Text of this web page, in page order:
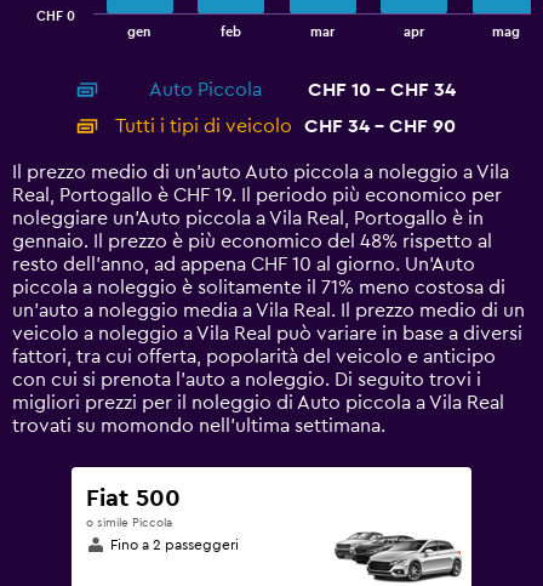
displaying
categories.
14
categories.
The
chart
has
1
Y
axis
displaying
values.
Range:
0
to
gen feb mar apr mag
CHF 0
Auto Piccola
CHF 10 - CHF 34
Tutti i tipi di veicolo
CHF 34 - CHF 90
Il prezzo medio di un'auto Auto piccola a noleggio a Vila
Real, Portogallo è CHF 19. Il periodo più economico per
noleggiare un'Auto piccola a Vila Real, Portogallo è in
gennaio. Il prezzo è più economico del 48% rispetto al
resto dell'anno, ad appena CHF 10 al giorno. Un'Auto
piccola a noleggio è solitamente il 71% meno costosa di
un'auto a noleggio media a Vila Real. Il prezzo medio di un
veicolo a noleggio a Vila Real può variare in base a diversi
fattori, tra cui offerta, popolarità del veicolo e anticipo
con cui si prenota l'auto a noleggio. Di seguito trovi i
migliori prezzi per il noleggio di Auto piccola a Vila Real
trovati su momondo nell'ultima settimana.
Fiat 500
o simile Piccola
Fino a 2 passeggeri